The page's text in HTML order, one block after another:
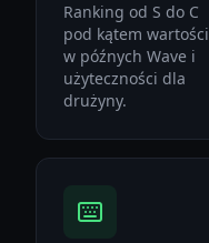
Ranking od S do C
pod kątem wartości
w późnych Wave i
użyteczności dla
drużyny.